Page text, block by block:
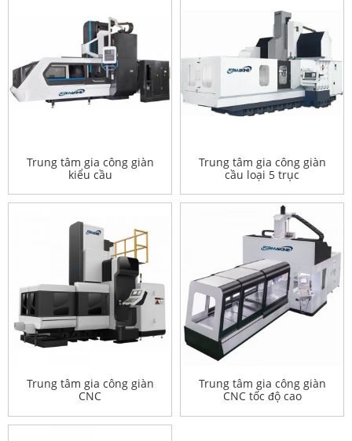
Trung tâm gia công giàn
kiểu cầu
Trung tâm gia công giàn
cầu loại 5 trục
Trung tâm gia công giàn
CNC
Trung tâm gia công giàn
CNC tốc độ cao